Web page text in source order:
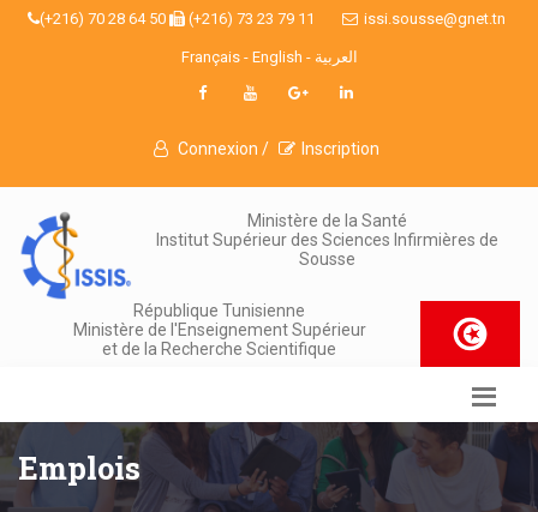
(+216) 70 28 64 50 (+216) 73 23 79 11 issi.sousse@gnet.tn
Français- English - العربية
Connexion / Inscription
Ministère de la Santé
Institut Supérieur des Sciences Infirmières de
Sousse
République Tunisienne
Ministère de l'Enseignement Supérieur
et de la Recherche Scientifique
Emplois